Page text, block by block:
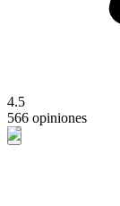
4.5
566 opiniones